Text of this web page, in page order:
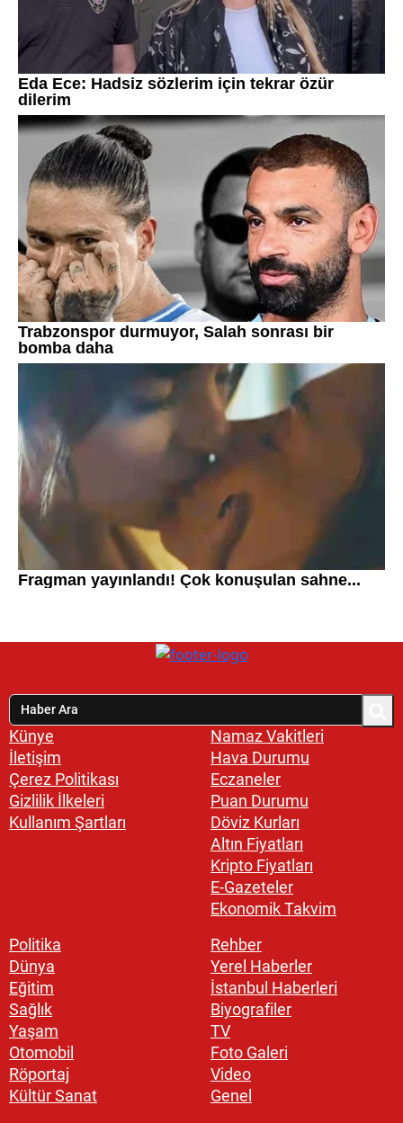
Künye
İletişim
Çerez Politikası
Gizlilik İlkeleri
Kullanım Şartları
Namaz Vakitleri
Hava Durumu
Eczaneler
Puan Durumu
Döviz Kurları
Altın Fiyatları
Kripto Fiyatları
E-Gazeteler
Ekonomik Takvim
Politika
Dünya
Eğitim
Sağlık
Yaşam
Otomobil
Röportaj
Kültür Sanat
Rehber
Yerel Haberler
İstanbul Haberleri
Biyografiler
TV
Foto Galeri
Video
Genel